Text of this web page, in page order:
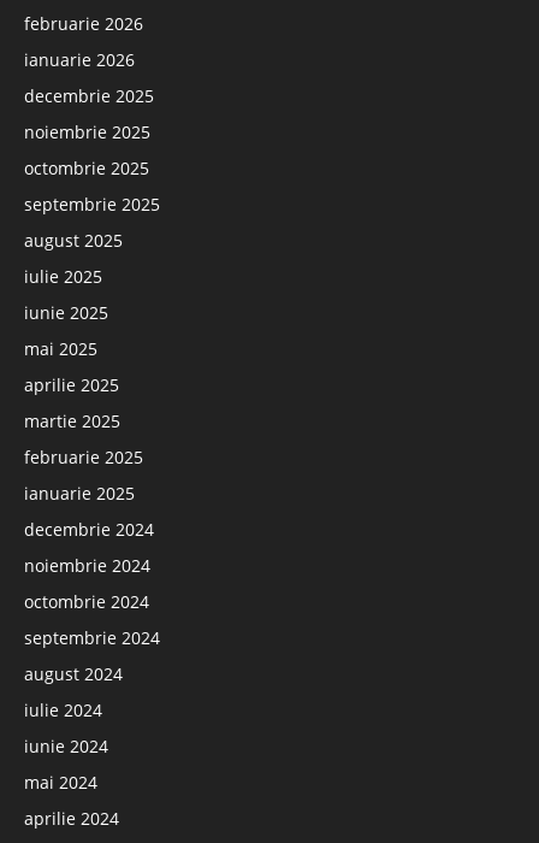
februarie 2026
ianuarie 2026
decembrie 2025
noiembrie 2025
octombrie 2025
septembrie 2025
august 2025
iulie 2025
iunie 2025
mai 2025
aprilie 2025
martie 2025
februarie 2025
ianuarie 2025
decembrie 2024
noiembrie 2024
octombrie 2024
septembrie 2024
august 2024
iulie 2024
iunie 2024
mai 2024
aprilie 2024